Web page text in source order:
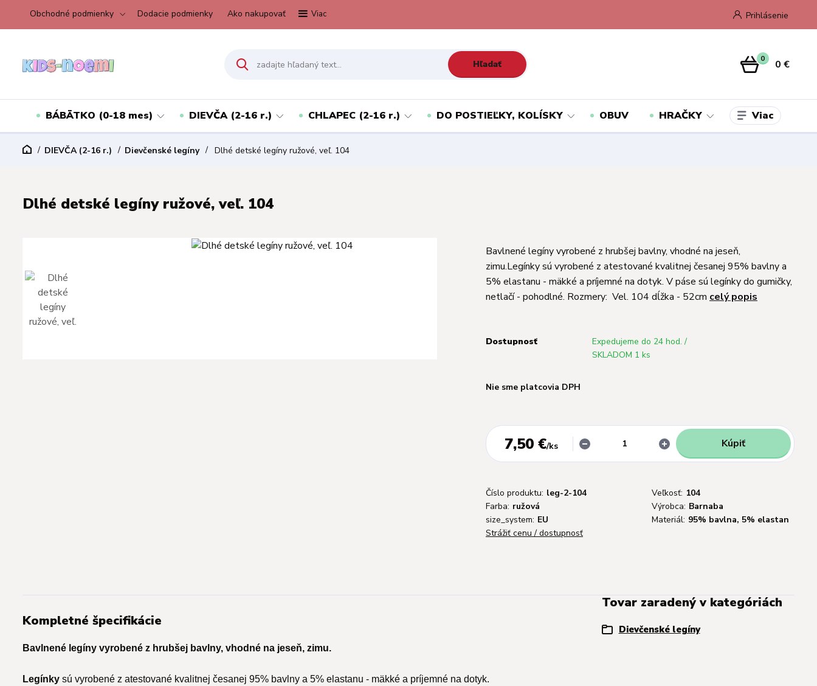
Obchodné podmienky Dodacie podmienky Ako nakupovať Viac Prihlásenie
Hľadať 0 0 €
BÁBÄTKO (0-18 mes) DIEVČA (2-16 r.) CHLAPEC (2-16 r.) DO POSTIEĽKY, KOLÍSKY OBUV HRAČKY Viac
DIEVČA (2-16 r.) Dievčenské legíny Dlhé detské legíny ružové, veľ. 104
Dlhé detské legíny ružové, veľ. 104
Bavlnené legíny vyrobené z hrubšej bavlny, vhodné na jeseň,
zimu.Legínky sú vyrobené z atestované kvalitnej česanej 95% bavlny a
5% elastanu - mäkké a príjemné na dotyk. V páse sú legínky do gumičky,
netlačí - pohodlné. Rozmery: Vel. 104 dĺžka - 52cm celý popis
Dostupnosť
Expedujeme do 24 hod. /
SKLADOM 1 ks
Nie sme platcovia DPH
7,50 €/ks Kúpiť
Číslo produktu: leg-2-104 Veľkosť: 104
Farba: ružová Výrobca: Barnaba
size_system: EU Materiál: 95% bavlna, 5% elastan
Strážiť cenu / dostupnosť
Kompletné špecifikácie
Bavlnené legíny vyrobené z hrubšej bavlny, vhodné na jeseň, zimu.
Legínky sú vyrobené z atestované kvalitnej česanej 95% bavlny a 5% elastanu - mäkké a príjemné na dotyk.
Tovar zaradený v kategóriách
Dievčenské legíny